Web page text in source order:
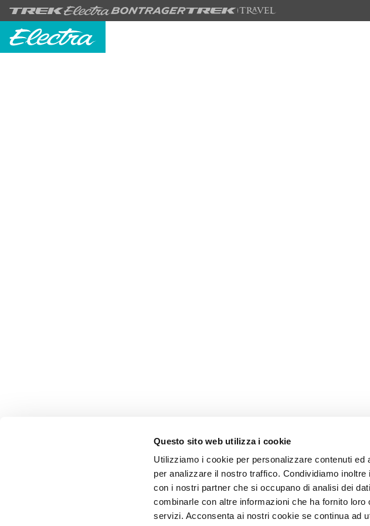
Questo sito web utilizza i cookie
Utilizziamo i cookie per personalizzare contenuti
per analizzare il nostro traffico. Condividiamo
con i nostri partner che si occupano di analisi dei
combinarle con altre informazioni che ha fornito
servizi. Acconsenta ai nostri cookie se continua ad